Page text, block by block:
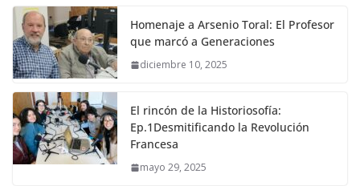
Homenaje a Arsenio Toral: El Profesor
que marcó a Generaciones
diciembre 10, 2025
El rincón de la Historiosofía:
Ep.1Desmitificando la Revolución
Francesa
mayo 29, 2025